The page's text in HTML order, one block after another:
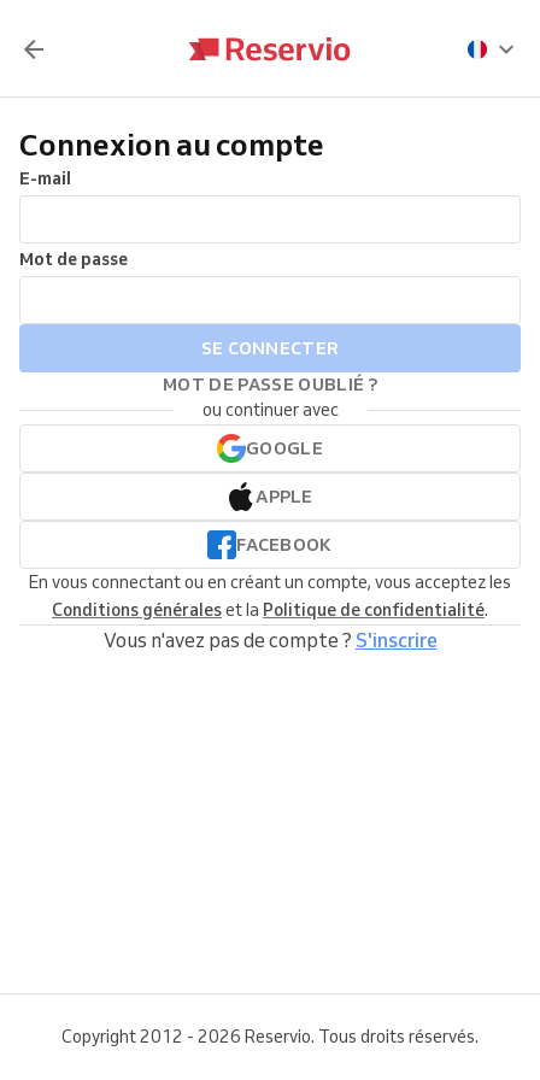
Connexion au compte
E-mail
Mot de passe
SE CONNECTER
MOT DE PASSE OUBLIÉ ?
ou continuer avec
GOOGLE
APPLE
FACEBOOK
En vous connectant ou en créant un compte, vous acceptez les
Conditions généraleset la Politique de confidentialité.
Vous n'avez pas de compte ? S'inscrire
Copyright 2012 - 2026 Reservio. Tous droits réservés.